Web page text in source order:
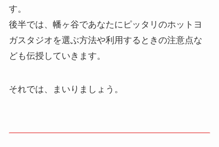
す。
後半では、幡ヶ谷であなたにピッタリのホットヨ
ガスタジオを選ぶ方法や利用するときの注意点な
ども伝授していきます。
それでは、まいりましょう。